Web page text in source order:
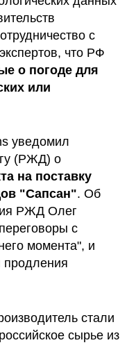
с
что РФ
о погоде для
или
уведомил
Российскую железную дорогу (РЖД) о
на поставку
"Сапсан". Об
РЖД Олег
с
момента", и
продления
сырье из